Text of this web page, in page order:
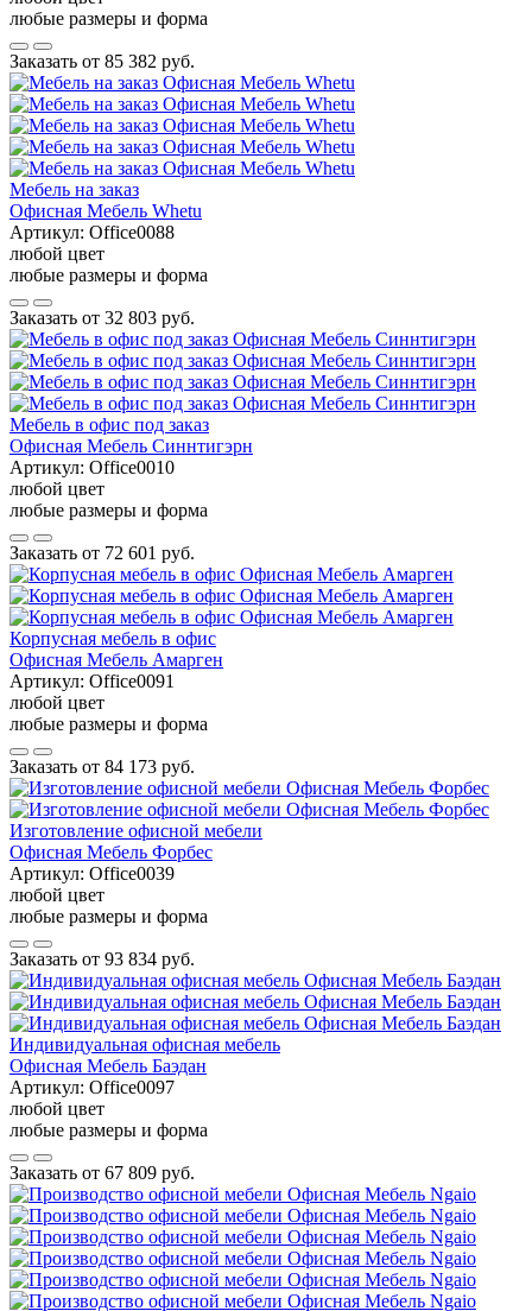
любые размеры и форма
Заказать от 85 382 руб.
Мебель на заказ
Офисная Мебель Whetu
Артикул: Office0088
любой цвет
любые размеры и форма
Заказать от 32 803 руб.
Мебель в офис под заказ
Офисная Мебель Синнтигэрн
Артикул: Office0010
любой цвет
любые размеры и форма
Заказать от 72 601 руб.
Корпусная мебель в офис
Офисная Мебель Амарген
Артикул: Office0091
любой цвет
любые размеры и форма
Заказать от 84 173 руб.
Изготовление офисной мебели
Офисная Мебель Форбес
Артикул: Office0039
любой цвет
любые размеры и форма
Заказать от 93 834 руб.
Индивидуальная офисная мебель
Офисная Мебель Баэдан
Артикул: Office0097
любой цвет
любые размеры и форма
Заказать от 67 809 руб.